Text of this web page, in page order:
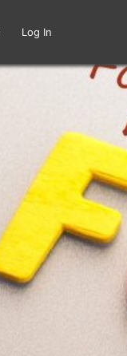
Log In